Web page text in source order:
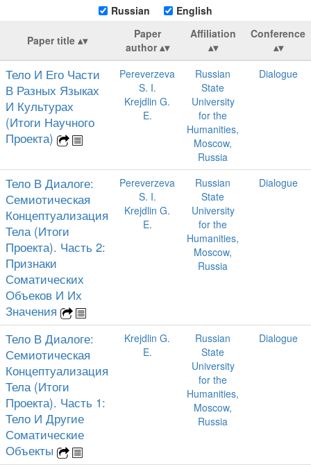
Russian English
Paper title
Paper
author
Affiliation Conference
Тело И Его Части
В Разных Языках
И Культурах
(Итоги Научного
Проекта)
Pereverzeva
S. I.
Krejdlin G.
E.
Russian
State
University
for the
Humanities,
Moscow,
Russia
Dialogue
Тело В Диалоге:
Семиотическая
Концептуализация
Тела (Итоги
Проекта). Часть 2:
Признаки
Соматических
Объеков И Их
Значения
Pereverzeva
S. I.
Krejdlin G.
E.
Russian
State
University
for the
Humanities,
Moscow,
Russia
Dialogue
Тело В Диалоге:
Семиотическая
Концептуализация
Тела (Итоги
Проекта). Часть 1:
Тело И Другие
Соматические
Объекты
Krejdlin G.
E.
Russian
State
University
for the
Humanities,
Moscow,
Russia
Dialogue